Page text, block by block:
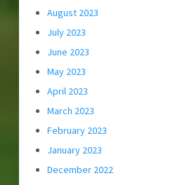
August 2023
July 2023
June 2023
May 2023
April 2023
March 2023
February 2023
January 2023
December 2022